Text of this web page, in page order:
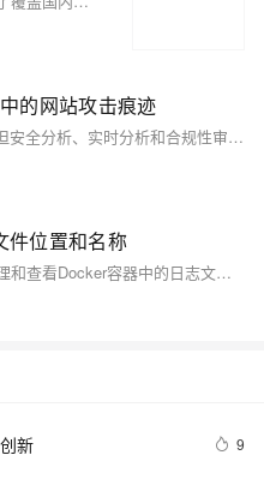
的网站攻击痕迹
Apache2日志系统灵活且信息全面，但安全分析、实时分析和合规性审计存在较高技术门槛。为降低难度，可借助AI工具如aipy高效分析日志，快速发现攻击痕迹并提供反制措施。通过结合AI与学习技术知识，新手运维人员能更轻松掌握复杂日志分析任务，提升工作效率与技能水平。
件位置和名称
通过本文的方法，您可以更高效地管理和查看Docker容器中的日志文件，确保应用运行状态可控和可监测。
新 9